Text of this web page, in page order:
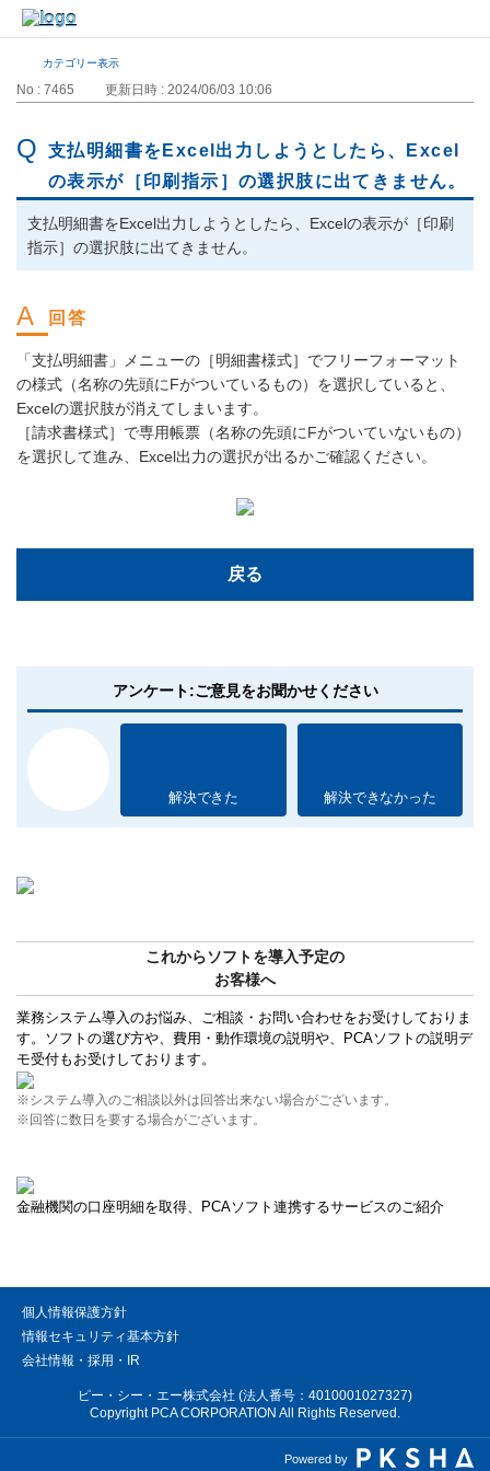
カテゴリー表示
No : 7465 更新日時 : 2024/06/03 10:06
支払明細書をExcel出力しようとしたら、Excel
の表示が［印刷指示］の選択肢に出てきません。
支払明細書をExcel出力しようとしたら、Excelの表示が［印刷
指示］の選択肢に出てきません。
「支払明細書」メニューの［明細書様式］でフリーフォーマット
の様式（名称の先頭にFがついているもの）を選択していると、
Excelの選択肢が消えてしまいます。
［請求書様式］で専用帳票（名称の先頭にFがついていないもの）
を選択して進み、Excel出力の選択が出るかご確認ください。
戻る
アンケート:ご意見をお聞かせください
解決できた 解決できなかった
これからソフトを導入予定の
お客様へ
業務システム導入のお悩み、ご相談・お問い合わせをお受けしておりま
す。ソフトの選び方や、費用・動作環境の説明や、PCAソフトの説明デ
モ受付もお受けしております。
※システム導入のご相談以外は回答出来ない場合がございます。
※回答に数日を要する場合がございます。
金融機関の口座明細を取得、PCAソフト連携するサービスのご紹介
個人情報保護方針
情報セキュリティ基本方針
会社情報・採用・IR
ピー・シー・エー株式会社 (法人番号：4010001027327)
Copyright PCA CORPORATION All Rights Reserved.
Powered by